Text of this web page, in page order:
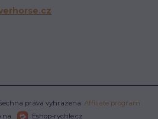
práva vyhrazena.Affiliate program
na
Eshop-rychle.cz